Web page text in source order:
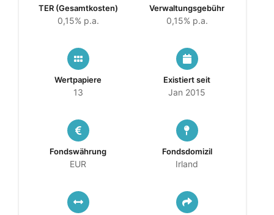
TER (Gesamtkosten)
0,15% p.a.
Verwaltungsgebühr
0,15% p.a.
Wertpapiere
13
Existiert seit
Jan 2015
Fondswährung
EUR
Fondsdomizil
Irland